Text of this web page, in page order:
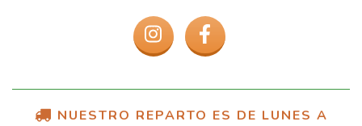
NUESTRO REPARTO ES DE LUNES A